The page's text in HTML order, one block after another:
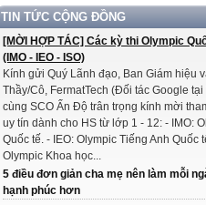
TIN TỨC CỘNG ĐỒNG
[MỜI HỢP TÁC] Các kỳ thi Olympic
(IMO - IEO - ISO)
Kính gửi Quý Lãnh đạo, Ban Giám hiệu
Thầy/Cô, FermatTech (Đối tác Google
cùng SCO Ấn Độ trân trọng kính mời
uy tín dành cho HS từ lớp 1 - 12: - IMO:
Quốc tế. - IEO: Olympic Tiếng Anh Quốc
Olympic Khoa học...
5 điều đơn giản cha mẹ nên làm mỗi
hạnh phúc hơn